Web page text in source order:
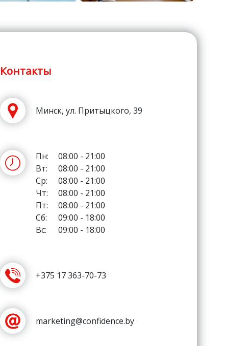
Контакты
Минск, ул. Притыцкого, 39
Пн:
08:00 - 21:00
Вт:
08:00 - 21:00
Ср:
08:00 - 21:00
Чт:
08:00 - 21:00
Пт:
08:00 - 21:00
Сб:
09:00 - 18:00
Вс:
09:00 - 18:00
+375 17 363-70-73
marketing@confidence.by